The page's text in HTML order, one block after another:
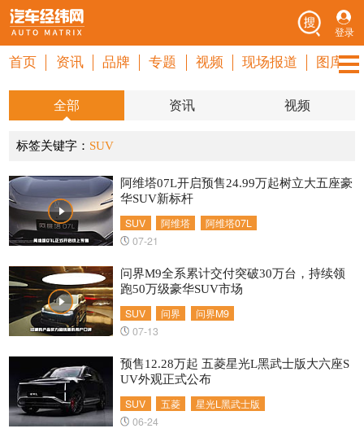
登录
首页 资讯 品牌 专题 视频 现场报道 图库
全部 资讯 视频
标签关键字： SUV
SUV 阿维塔 阿维塔07L
阿维塔07L开启预售24.99万起树立大五座豪
华SUV新标杆
07-21
SUV 问界 问界M9
问界M9全系累计交付突破30万台，持续领
跑50万级豪华SUV市场
07-13
SUV 五菱 星光L黑武士版
预售12.28万起 五菱星光L黑武士版大六座S
UV外观正式公布
06-24